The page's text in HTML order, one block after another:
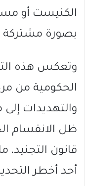
الكنيست أو
بصورة مشتركة
وتعكس هذه
الحكومية من
والتهديدات
ظل الانقسام
قانون التجنيد،
أحد أخطر